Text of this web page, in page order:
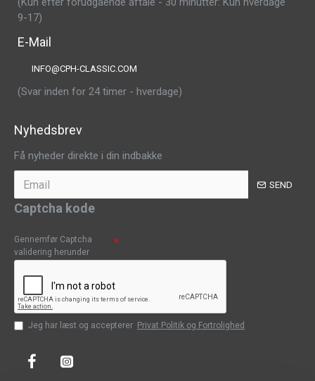
9-17)
E-Mail
INFO@CPH-CLASSIC.COM
(Svar inden for 24 timer - hverdage)
Nyhedsbrev
Få nyheder direkte i din indbakke
SEND
Captcha kode
Gennemfør Captcha
validering herunder
Jeg har læst og accepterer Privat Politik og Fortrolighed